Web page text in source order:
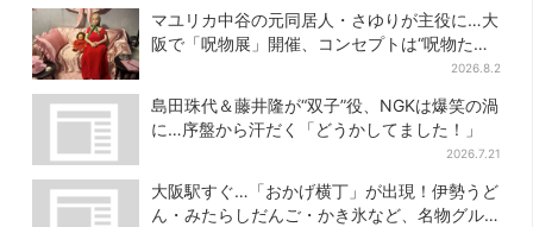
登場の「チョコソフト」に行
列
マユリカ中谷の元同居人・さゆりが主役に…大
阪で「呪物展」開催、コンセプトは“呪物たち
2026.8.2
島田珠代＆藤井隆が“双子”役、NGKは爆笑の渦
に…序盤から汗だく「どうかしてました！」
2026.7.21
大阪駅すぐ…「おかげ横丁」が出現！伊勢うど
ん・みたらしだんご・かき氷など、名物グル